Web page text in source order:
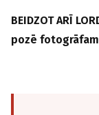
BEIDZOT ARĪ
pozē